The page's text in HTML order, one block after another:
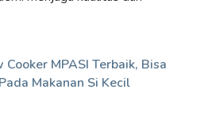
MPASI Terbaik, Bisa
Makanan Si Kecil